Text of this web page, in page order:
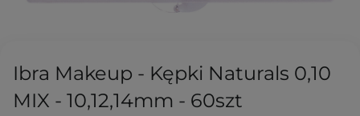
Ibra Makeup - Kępki Naturals 0,10
MIX - 10,12,14mm - 60szt